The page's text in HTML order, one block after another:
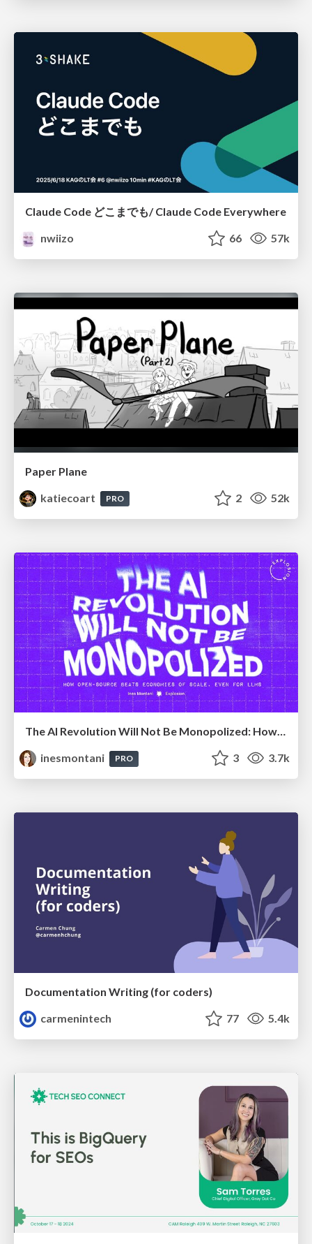
Claude Code どこまでも/ Claude Code Everywhere
nwiizo
66 57k
Paper Plane
katiecoart
PRO 2 52k
The AI Revolution Will Not Be Monopolized: How open-source beats economies of scale, even for LLMs
inesmontani
PRO 3 3.7k
Documentation Writing (for coders)
carmenintech
77 5.4k